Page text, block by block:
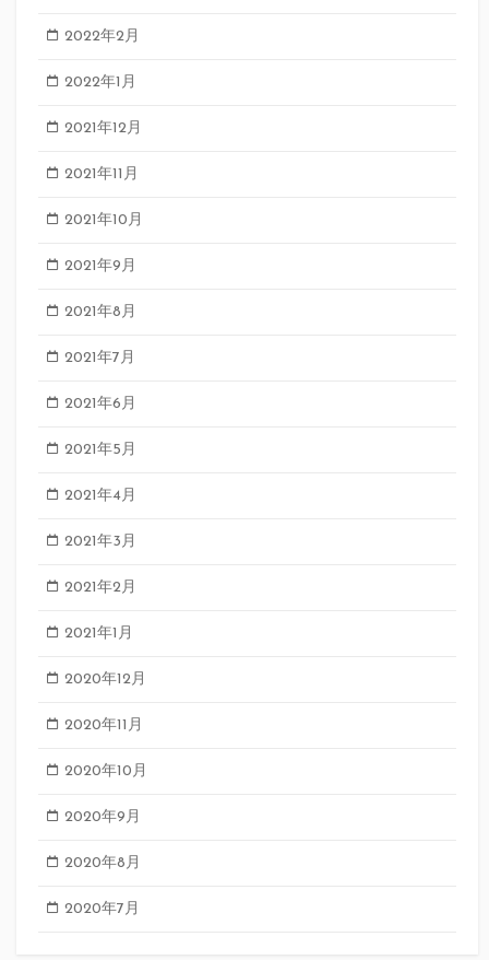
2022年2月
2022年1月
2021年12月
2021年11月
2021年10月
2021年9月
2021年8月
2021年7月
2021年6月
2021年5月
2021年4月
2021年3月
2021年2月
2021年1月
2020年12月
2020年11月
2020年10月
2020年9月
2020年8月
2020年7月